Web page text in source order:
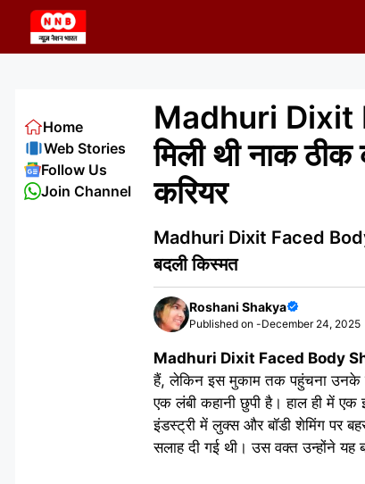
content
Madhuri Dixit
मिली थी नाक
करियर
Madhuri Dixit Faced Body
बदली किस्मत
Roshani Shakya
Published on -December 24, 2025
Madhuri Dixit Faced Body
हैं, लेकिन इस मुकाम तक पहुंचना उनके
एक लंबी कहानी छुपी है। हाल ही में
इंडस्ट्री में लुक्स और बॉडी शेमिंग पर
सलाह दी गई थी। उस वक्त उन्होंने यह
Home
Web Stories
Follow Us
Join Channel